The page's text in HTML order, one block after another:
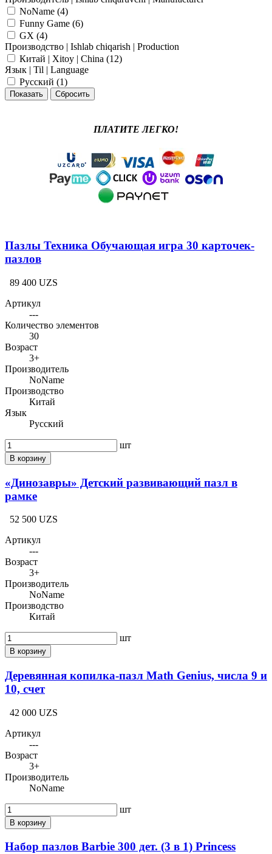
NoName (4)
Funny Game (6)
GX (4)
Производство | Ishlab chiqarish | Production
Китай | Xitoy | China (12)
Язык | Til | Language
Русский (1)
ПЛАТИТЕ ЛЕГКО!
Пазлы Техника Обучающая игра 30 карточек-
пазлов
89 400 UZS
Артикул
---
Количество элементов
30
Возраст
3+
Производитель
NoName
Производство
Китай
Язык
Русский
шт
В корзину
«Динозавры» Детский развивающий пазл в
рамке
52 500 UZS
Артикул
---
Возраст
3+
Производитель
NoName
Производство
Китай
шт
В корзину
Деревянная копилка-пазл Math Genius, числа 9 и
10, счет
42 000 UZS
Артикул
---
Возраст
3+
Производитель
NoName
шт
В корзину
Набор пазлов Barbie 300 дет. (3 в 1) Princess